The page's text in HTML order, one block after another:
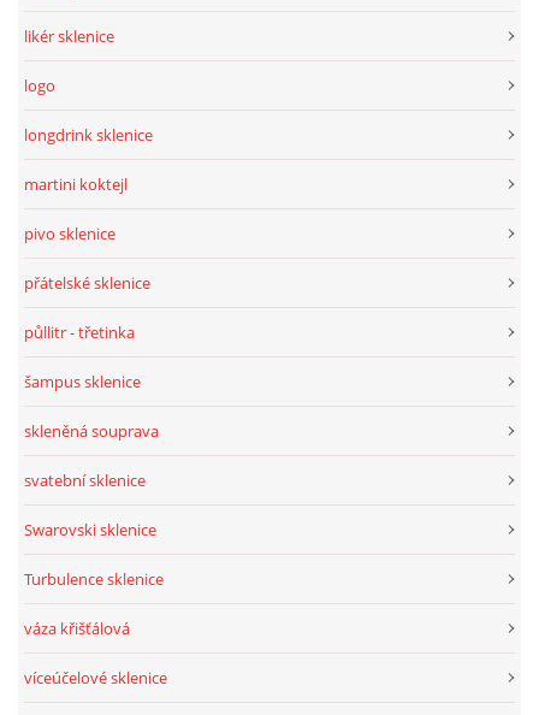
likér sklenice
logo
longdrink sklenice
martini koktejl
pivo sklenice
přátelské sklenice
půllitr - třetinka
šampus sklenice
skleněná souprava
svatební sklenice
Swarovski sklenice
Turbulence sklenice
váza křišťálová
víceúčelové sklenice